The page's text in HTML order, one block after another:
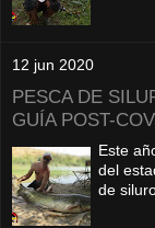
12 jun 2020
PESCA DE
GUÍA POST-
Este
del
de